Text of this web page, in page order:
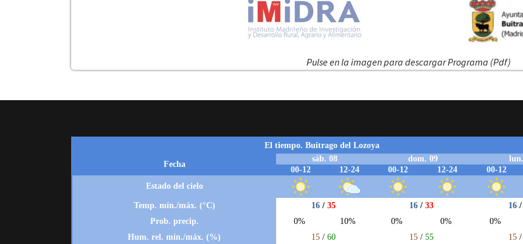
Pulse en la imagen para descargar Programa (Pdf)